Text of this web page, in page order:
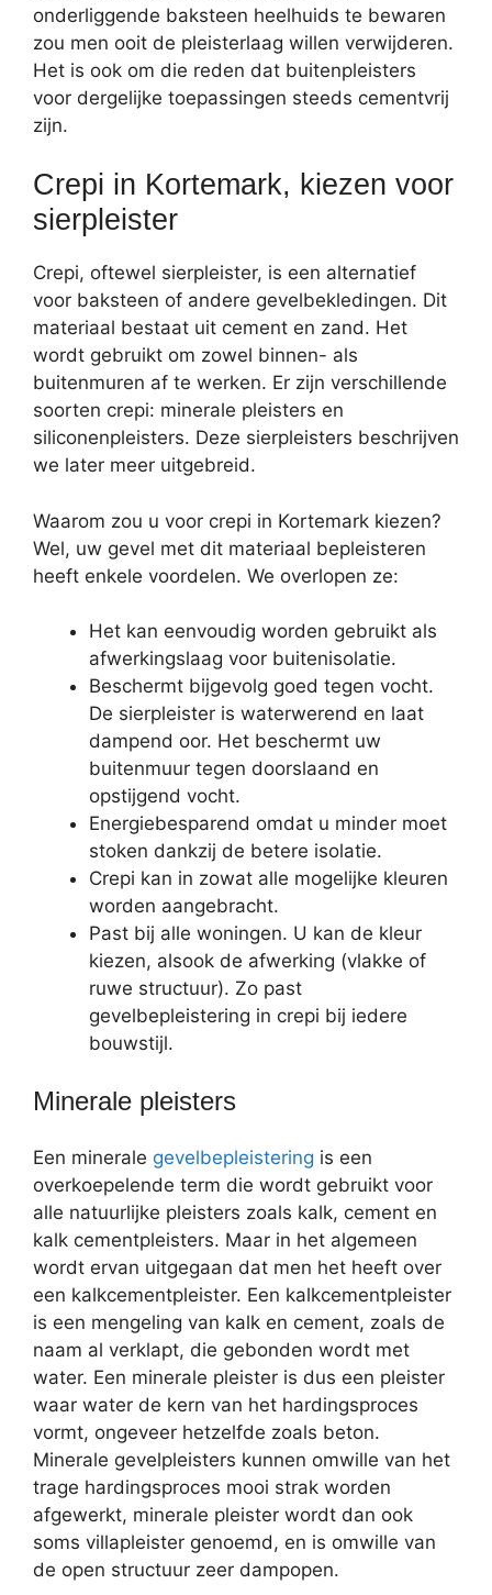
onderliggende baksteen heelhuids te bewaren
zou men ooit de pleisterlaag willen verwijderen.
Het is ook om die reden dat buitenpleisters
voor dergelijke toepassingen steeds cementvrij
zijn.
Crepi in Kortemark, kiezen voor
sierpleister
Crepi, oftewel sierpleister, is een alternatief
voor baksteen of andere gevelbekledingen. Dit
materiaal bestaat uit cement en zand. Het
wordt gebruikt om zowel binnen- als
buitenmuren af te werken. Er zijn verschillende
soorten crepi: minerale pleisters en
siliconenpleisters. Deze sierpleisters beschrijven
we later meer uitgebreid.
Waarom zou u voor crepi in Kortemark kiezen?
Wel, uw gevel met dit materiaal bepleisteren
heeft enkele voordelen. We overlopen ze:
Het kan eenvoudig worden gebruikt als
afwerkingslaag voor buitenisolatie.
Beschermt bijgevolg goed tegen vocht.
De sierpleister is waterwerend en laat
dampend oor. Het beschermt uw
buitenmuur tegen doorslaand en
opstijgend vocht.
Energiebesparend omdat u minder moet
stoken dankzij de betere isolatie.
Crepi kan in zowat alle mogelijke kleuren
worden aangebracht.
Past bij alle woningen. U kan de kleur
kiezen, alsook de afwerking (vlakke of
ruwe structuur). Zo past
gevelbepleistering in crepi bij iedere
bouwstijl.
Minerale pleisters
Een minerale gevelbepleistering is een
overkoepelende term die wordt gebruikt voor
alle natuurlijke pleisters zoals kalk, cement en
kalk cementpleisters. Maar in het algemeen
wordt ervan uitgegaan dat men het heeft over
een kalkcementpleister. Een kalkcementpleister
is een mengeling van kalk en cement, zoals de
naam al verklapt, die gebonden wordt met
water. Een minerale pleister is dus een pleister
waar water de kern van het hardingsproces
vormt, ongeveer hetzelfde zoals beton.
Minerale gevelpleisters kunnen omwille van het
trage hardingsproces mooi strak worden
afgewerkt, minerale pleister wordt dan ook
soms villapleister genoemd, en is omwille van
de open structuur zeer dampopen.